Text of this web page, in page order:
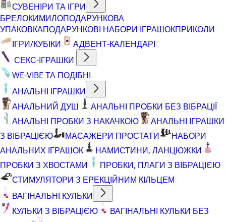
СУВЕНІРИ ТА ІГРИ
БРЕЛОКИМИЛОПОДАРУНКОВА
УПАКОВКАПОДАРУНКОВІ НАБОРИ ІГРАШОКПРИКОЛИ
ІГРИ/КУБІКИ
АДВЕНТ-КАЛЕНДАРІ
СЕКС-ІГРАШКИ
WE-VIBE ТА ПОДІБНІ
АНАЛЬНІ ІГРАШКИ
АНАЛЬНИЙ ДУШ
АНАЛЬНІ ПРОБКИ БЕЗ ВІБРАЦІЇ
АНАЛЬНІ ПРОБКИ З НАКАЧКОЮ
АНАЛЬНІ ІГРАШКИ
З ВІБРАЦІЄЮ
МАСАЖЕРИ ПРОСТАТИ
НАБОРИ
АНАЛЬНИХ ІГРАШОК
НАМИСТИНИ, ЛАНЦЮЖКИ
ПРОБКИ З ХВОСТАМИ
ПРОБКИ, ПЛАГИ З ВІБРАЦІЄЮ
СТИМУЛЯТОРИ З ЕРЕКЦІЙНИМ КІЛЬЦЕМ
ВАГІНАЛЬНІ КУЛЬКИ
КУЛЬКИ З ВІБРАЦІЄЮ
ВАГІНАЛЬНІ КУЛЬКИ БЕЗ